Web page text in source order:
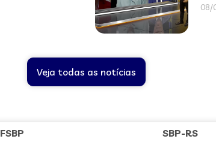
08/
Veja todas as notícias
FSBP SBP-RS